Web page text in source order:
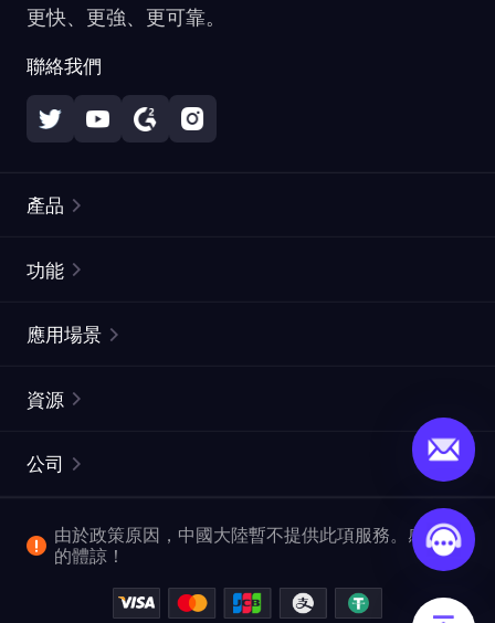
更快、更強、更可靠。
聯絡我們
產品
靜態住宅代理
網頁擷取 API
視頻下載 API
功能
ISP代理
ProxySite
應用場景
市場研究
爬行和索引
查看所有使用案例
資源
常見問題解答
位置
公司
企業服務
反洗錢合規計劃
由於政策原因，中國大陸暫不提供此項服務。感謝您
的體諒！